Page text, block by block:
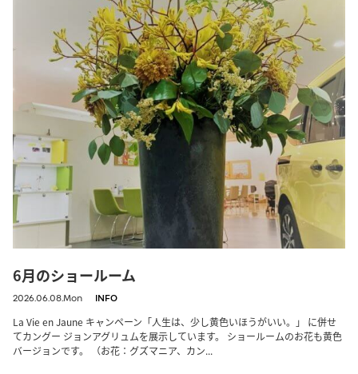
6月のショールーム
2026.06.08.Mon INFO
La Vie en Jaune キャンペーン「人生は、少し黄色いほうがいい。」 に併せ
てカングー ジョンアグリュムを展示しています。 ショールームのお花も黄色
バージョンです。 （お花：グズマニア、カン...